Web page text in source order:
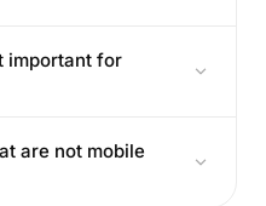
important for
are not mobile